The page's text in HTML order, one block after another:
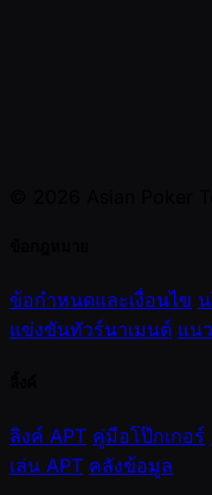
ข้อกำหนดและเงื่อนไข
แข่งขันทัวร์นาเมนต์ แน
ลิงค์ APT คู่มือโป๊กเกอร์
เล่น APT คลังข้อมูล